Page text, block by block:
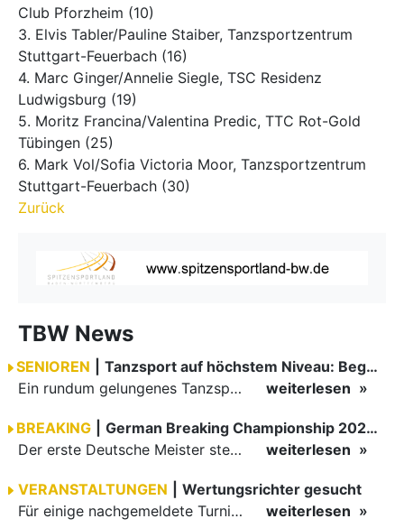
Club Pforzheim (10)
3. Elvis Tabler/Pauline Staiber, Tanzsportzentrum
Stuttgart-Feuerbach (16)
4. Marc Ginger/Annelie Siegle, TSC Residenz
Ludwigsburg (19)
5. Moritz Francina/Valentina Predic, TTC Rot-Gold
Tübingen (25)
6. Mark Vol/Sofia Victoria Moor, Tanzsportzentrum
Stuttgart-Feuerbach (30)
Zurück
TBW News
SENIOREN
Tanzsport auf höchstem Niveau: Begeisterung bei den Turnieren in…
Ein rundum gelungenes Tanzsport-Wochenende liegt hinter den Paaren und Organisatoren in Enzklösterle. Am 1. und 2. August 2026 verwandelte sich die Festhalle wieder in einen lebendigen Mittelpunkt des…
weiterlesen
BREAKING
German Breaking Championship 2026 in Hannover
Der erste Deutsche Meister steht fest B-Boy Roman siegt bei den Juniors
weiterlesen
VERANSTALTUNGEN
Wertungsrichter gesucht
Für einige nachgemeldete Turniere im 2 Halbjahr sucht der ZWE noch Wertungsrichter.
weiterlesen